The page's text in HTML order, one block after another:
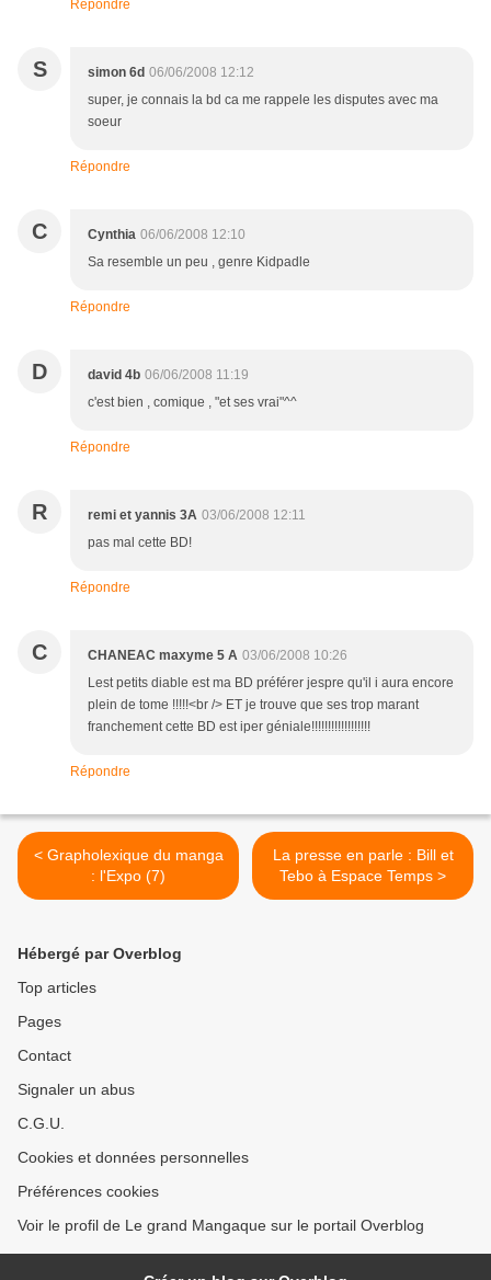
Répondre
S simon 6d 06/06/2008 12:12
super, je connais la bd ca me rappele les disputes avec ma
soeur
Répondre
C Cynthia 06/06/2008 12:10
Sa resemble un peu , genre Kidpadle
Répondre
D david 4b 06/06/2008 11:19
c'est bien , comique , "et ses vrai"^^
Répondre
R remi et yannis 3A 03/06/2008 12:11
pas mal cette BD!
Répondre
C CHANEAC maxyme 5 A 03/06/2008 10:26
Lest petits diable est ma BD préférer jespre qu'il i aura encore
plein de tome !!!!!<br /> ET je trouve que ses trop marant
franchement cette BD est iper géniale!!!!!!!!!!!!!!!!!!
Répondre
< Grapholexique du manga
: l'Expo (7)
La presse en parle : Bill et
Tebo à Espace Temps >
Hébergé par Overblog
Top articles
Pages
Contact
Signaler un abus
C.G.U.
Cookies et données personnelles
Préférences cookies
Voir le profil de Le grand Mangaque sur le portail Overblog